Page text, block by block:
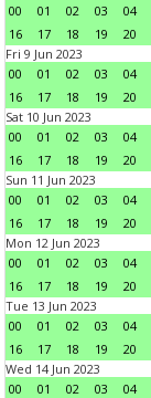
00
01 02 03 04
16
17 18 19 20
Fri 9 Jun 2023
00
01 02 03 04
16
17 18 19 20
Sat 10 Jun 2023
00
01 02 03 04
16
17 18 19 20
Sun 11 Jun 2023
00
01 02 03 04
16
17 18 19 20
Mon 12 Jun 2023
00
01 02 03 04
16
17 18 19 20
Tue 13 Jun 2023
00
01 02 03 04
16
17 18 19 20
Wed 14 Jun 2023
00
01 02 03 04